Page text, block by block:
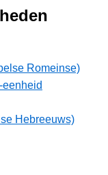
Romeinse)
Hebreeuws)